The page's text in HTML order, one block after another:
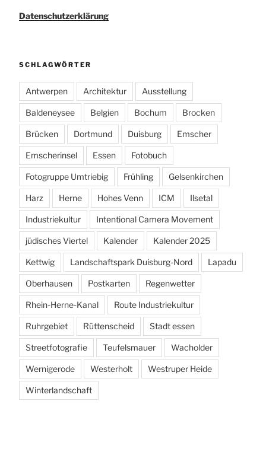
Datenschutzerklärung
SCHLAGWÖRTER
Antwerpen Architektur Ausstellung
Baldeneysee Belgien Bochum Brocken
Brücken Dortmund Duisburg Emscher
Emscherinsel Essen Fotobuch
Fotogruppe Umtriebig Frühling Gelsenkirchen
Harz Herne Hohes Venn ICM Ilsetal
Industriekultur Intentional Camera Movement
jüdisches Viertel Kalender Kalender 2025
Kettwig Landschaftspark Duisburg-Nord Lapadu
Oberhausen Postkarten Regenwetter
Rhein-Herne-Kanal Route Industriekultur
Ruhrgebiet Rüttenscheid Stadt essen
Streetfotografie Teufelsmauer Wacholder
Wernigerode Westerholt Westruper Heide
Winterlandschaft